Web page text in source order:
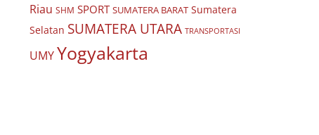
Riau SHM SPORT SUMATERA BARAT Sumatera
Selatan SUMATERA UTARA TRANSPORTASI
UMYYogyakarta